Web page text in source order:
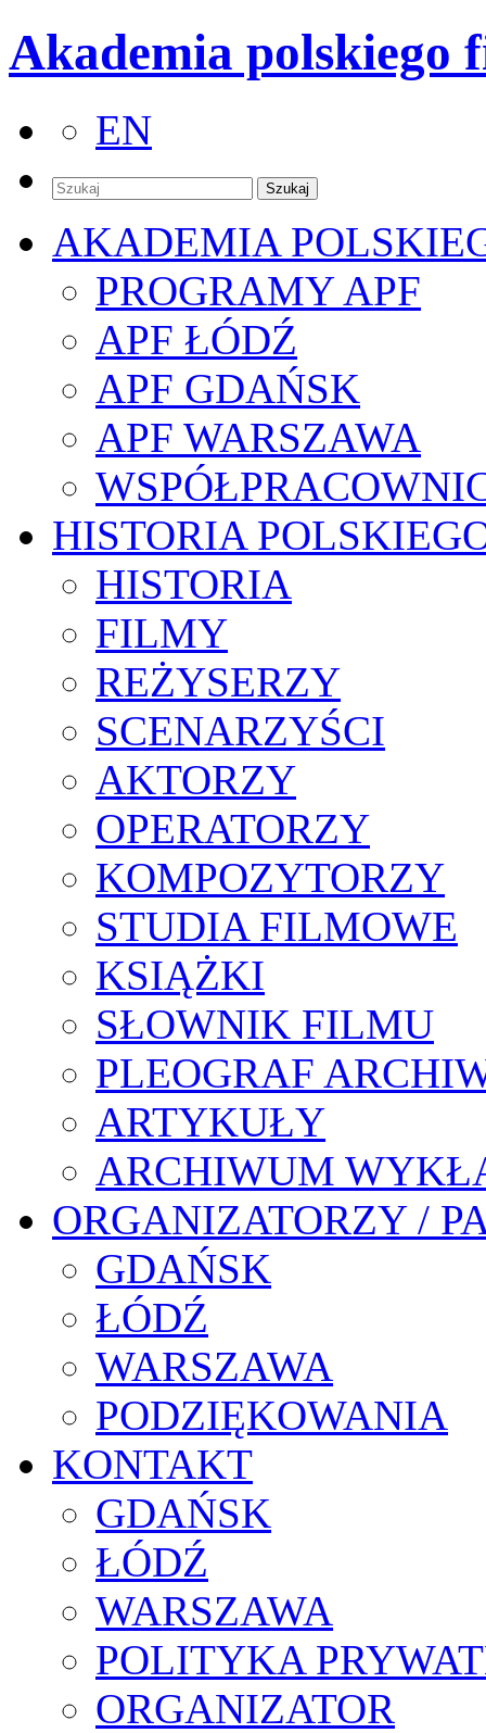
Akademia polskiego
EN
AKADEMIA
PROGRAMY APF
APF ŁÓDŹ
APF GDAŃSK
APF WARSZAWA
HISTORIA
HISTORIA
FILMY
REŻYSERZY
SCENARZYŚCI
AKTORZY
OPERATORZY
KOMPOZYTORZY
STUDIA FILMOWE
KSIĄŻKI
SŁOWNIK FILMU
PLEOGRAF
ARTYKUŁY
ARCHIWUM
ORGANIZATORZY /
GDAŃSK
ŁÓDŹ
WARSZAWA
PODZIĘKOWANIA
KONTAKT
GDAŃSK
ŁÓDŹ
WARSZAWA
POLITYKA
ORGANIZATOR